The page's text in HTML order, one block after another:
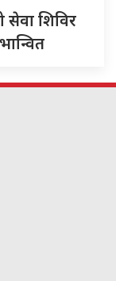
सेवा शिविर